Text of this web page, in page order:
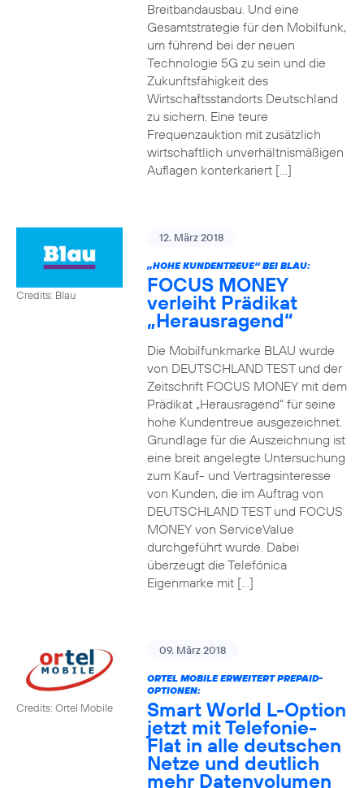
Breitbandausbau. Und eine
Gesamtstrategie für den Mobilfunk,
um führend bei der neuen
Technologie 5G zu sein und die
Zukunftsfähigkeit des
Wirtschaftsstandorts Deutschland
zu sichern. Eine teure
Frequenzauktion mit zusätzlich
wirtschaftlich unverhältnismäßigen
Auflagen konterkariert […]
Credits: Blau
12. März 2018
„HOHE KUNDENTREUE“ BEI BLAU:
FOCUS MONEY
verleiht Prädikat
„Herausragend“
Die Mobilfunkmarke BLAU wurde
von DEUTSCHLAND TEST und der
Zeitschrift FOCUS MONEY mit dem
Prädikat „Herausragend“ für seine
hohe Kundentreue ausgezeichnet.
Grundlage für die Auszeichnung ist
eine breit angelegte Untersuchung
zum Kauf- und Vertragsinteresse
von Kunden, die im Auftrag von
DEUTSCHLAND TEST und FOCUS
MONEY von ServiceValue
durchgeführt wurde. Dabei
überzeugt die Telefónica
Eigenmarke mit […]
Credits: Ortel Mobile
09. März 2018
ORTEL MOBILE ERWEITERT PREPAID-
OPTIONEN:
Smart World L-Option
jetzt mit Telefonie-
Flat in alle deutschen
Netze und deutlich
mehr Datenvolumen